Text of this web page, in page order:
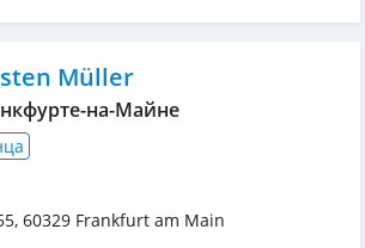
Müller
на-Майне
, 60329 Frankfurt am Main